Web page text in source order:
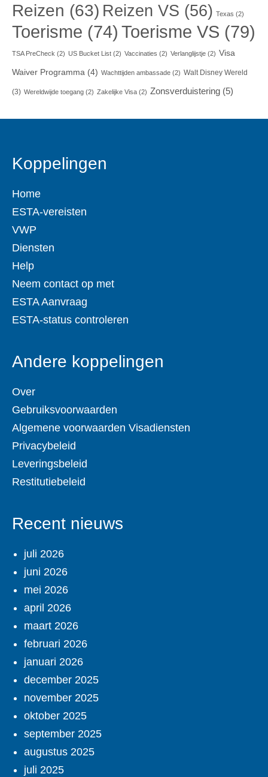
Reizen (63) Reizen VS (56) Texas (2)
Toerisme (74) Toerisme VS (79)
TSA PreCheck (2) US Bucket List (2) Vaccinaties (2) Verlanglijstje (2) Visa
Waiver Programma (4) Wachttijden ambassade (2) Walt Disney Wereld
(3) Wereldwijde toegang (2) Zakelijke Visa (2) Zonsverduistering (5)
Koppelingen
Home
ESTA-vereisten
VWP
Diensten
Help
Neem contact op met
ESTA Aanvraag
ESTA-status controleren
Andere koppelingen
Over
Gebruiksvoorwaarden
Algemene voorwaarden Visadiensten
Privacybeleid
Leveringsbeleid
Restitutiebeleid
Recent nieuws
juli 2026
juni 2026
mei 2026
april 2026
maart 2026
februari 2026
januari 2026
december 2025
november 2025
oktober 2025
september 2025
augustus 2025
juli 2025